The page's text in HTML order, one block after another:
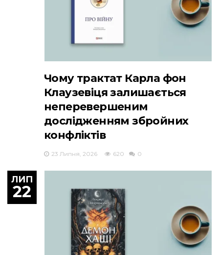
Чому трактат Карла фон
Клаузевіця залишається
неперевершеним
дослідженням збройних
конфліктів
23 Липня, 2026 620 0
ЛИП
22